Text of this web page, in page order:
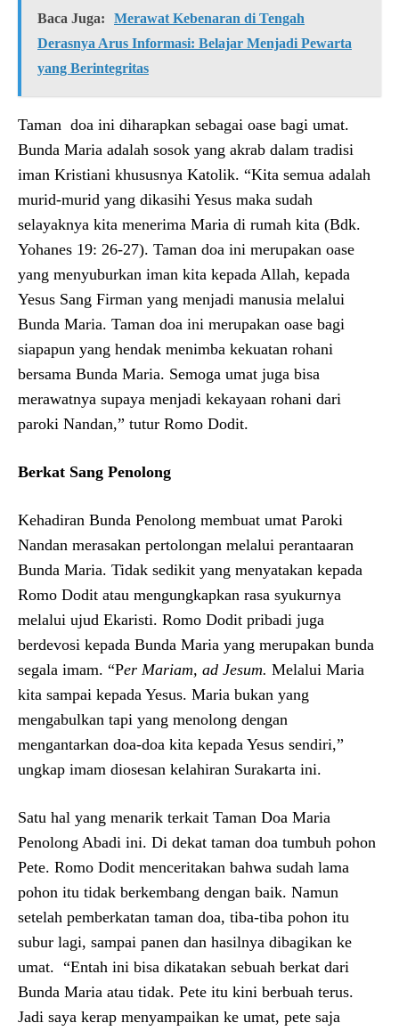
Baca Juga:
Merawat Kebenaran di Tengah
Derasnya Arus Informasi: Belajar Menjadi Pewarta
yang Berintegritas
Taman doa ini diharapkan sebagai oase bagi umat.
Bunda Maria adalah sosok yang akrab dalam tradisi
iman Kristiani khususnya Katolik. “Kita semua adalah
murid-murid yang dikasihi Yesus maka sudah
selayaknya kita menerima Maria di rumah kita (Bdk.
Yohanes 19: 26-27). Taman doa ini merupakan oase
yang menyuburkan iman kita kepada Allah, kepada
Yesus Sang Firman yang menjadi manusia melalui
Bunda Maria. Taman doa ini merupakan oase bagi
siapapun yang hendak menimba kekuatan rohani
bersama Bunda Maria. Semoga umat juga bisa
merawatnya supaya menjadi kekayaan rohani dari
paroki Nandan,” tutur Romo Dodit.
Berkat Sang Penolong
Kehadiran Bunda Penolong membuat umat Paroki
Nandan merasakan pertolongan melalui perantaaran
Bunda Maria. Tidak sedikit yang menyatakan kepada
Romo Dodit atau mengungkapkan rasa syukurnya
melalui ujud Ekaristi. Romo Dodit pribadi juga
berdevosi kepada Bunda Maria yang merupakan bunda
segala imam. “Per Mariam, ad Jesum. Melalui Maria
kita sampai kepada Yesus. Maria bukan yang
mengabulkan tapi yang menolong dengan
mengantarkan doa-doa kita kepada Yesus sendiri,”
ungkap imam diosesan kelahiran Surakarta ini.
Satu hal yang menarik terkait Taman Doa Maria
Penolong Abadi ini. Di dekat taman doa tumbuh pohon
Pete. Romo Dodit menceritakan bahwa sudah lama
pohon itu tidak berkembang dengan baik. Namun
setelah pemberkatan taman doa, tiba-tiba pohon itu
subur lagi, sampai panen dan hasilnya dibagikan ke
umat. “Entah ini bisa dikatakan sebuah berkat dari
Bunda Maria atau tidak. Pete itu kini berbuah terus.
Jadi saya kerap menyampaikan ke umat, pete saja